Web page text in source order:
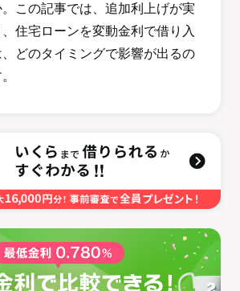
この記事では、追加利上げが実
住宅ローンを変動金利で借り入
どのタイミングで影響が出るの